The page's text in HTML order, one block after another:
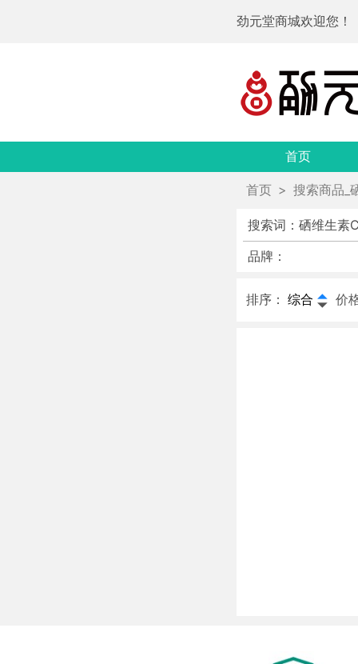
劲元堂商城欢迎您！
首页
首页 > 搜索商品_
搜索词：硒维生素
品牌：
排序： 综合 价